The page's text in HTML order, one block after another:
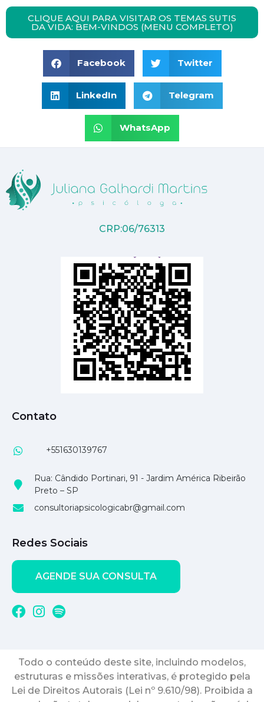
CLIQUE AQUI PARA VISITAR OS TEMAS SUTIS
DA VIDA: BEM-VINDOS (MENU COMPLETO)
Facebook Twitter
LinkedIn Telegram
WhatsApp
CRP:06/76313
Contato
+551630139767
Rua: Cândido Portinari, 91 - Jardim América Ribeirão
Preto – SP
consultoriapsicologicabr@gmail.com
Redes Sociais
AGENDE SUA CONSULTA
Todo o conteúdo deste site, incluindo modelos,
estruturas e missões interativas, é protegido pela
Lei de Direitos Autorais (Lei nº 9.610/98). Proibida a